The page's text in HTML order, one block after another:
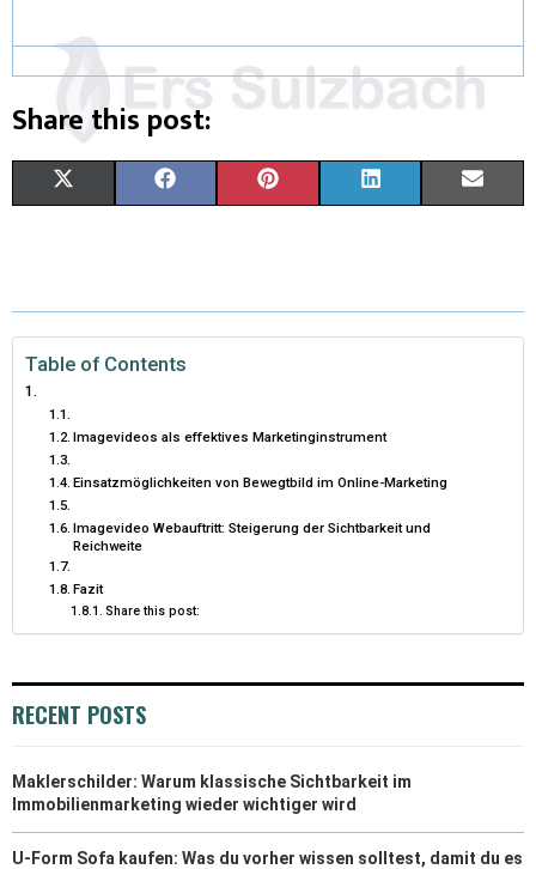
Share this post:
W
T
E
R
E
O
K
T
E
S
T
K
N
I
Table of Contents
Imagevideos als effektives Marketinginstrument
Einsatzmöglichkeiten von Bewegtbild im Online-Marketing
Imagevideo Webauftritt: Steigerung der Sichtbarkeit und
Reichweite
Fazit
Share this post:
RECENT POSTS
Maklerschilder: Warum klassische Sichtbarkeit im
Immobilienmarketing wieder wichtiger wird
U-Form Sofa kaufen: Was du vorher wissen solltest, damit du es